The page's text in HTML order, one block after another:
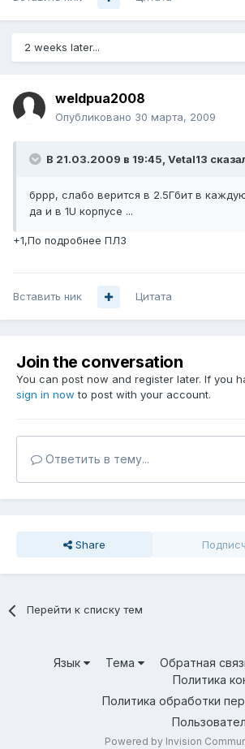
2 weeks later...
weldpua2008
Опубликовано 30 марта, 2009
В 21.03.2009 в 19:45, Vetal13
бррр, слабо верится в 2.5Гбит в
да и в 1U корпусе ...
+1,По подробнее ПЛЗ
Вставить ник Цитата
Join the conversation
You can post now and register later. If you
sign in now to post with your account.
Ответить в тему...
Share
Перейти к списку тем
Язык Тема Обратная
Политика
Политика обработки
Powered by Invision